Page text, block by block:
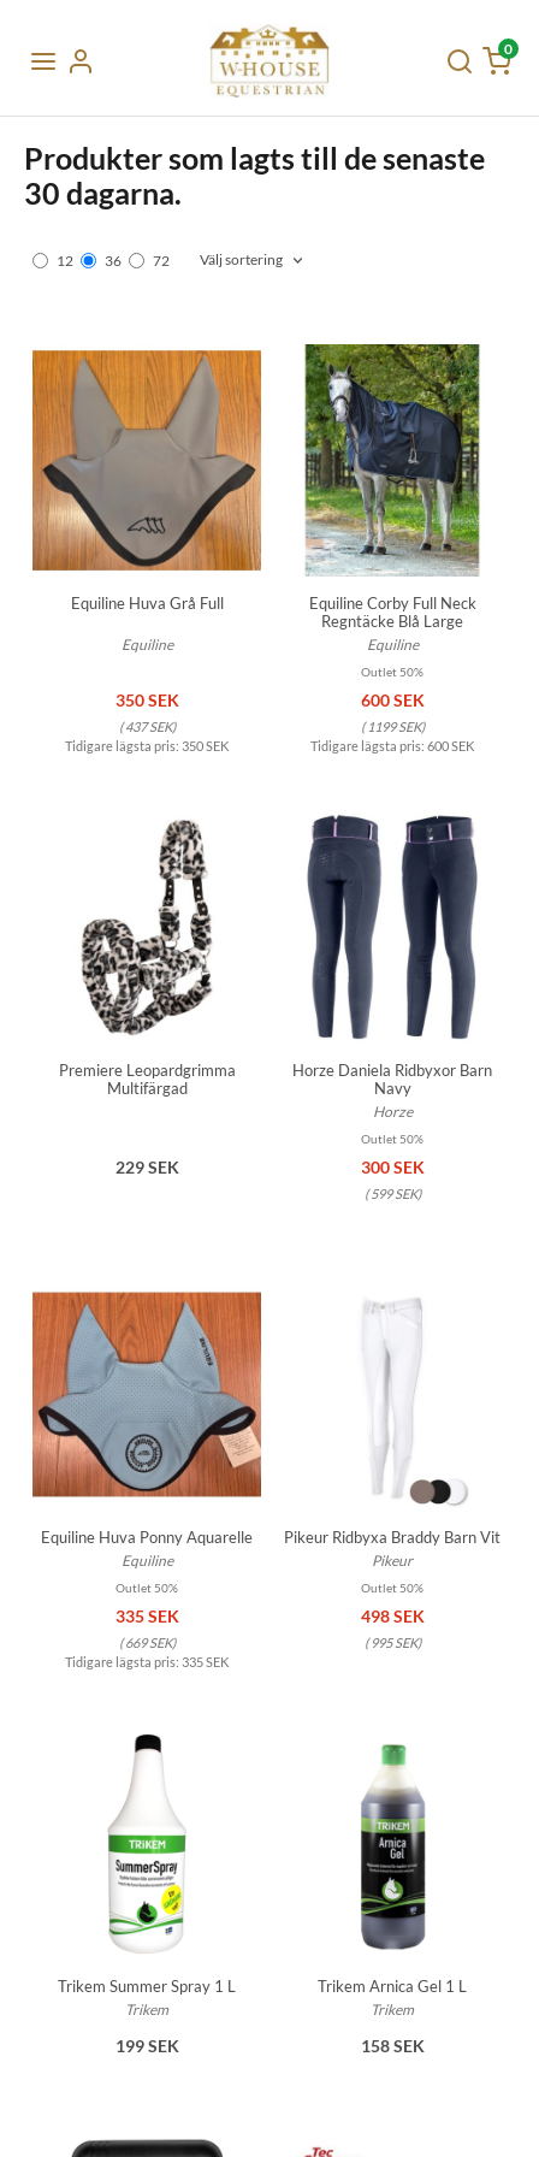
0
Produkter som lagts till de senaste
30 dagarna.
12 36 72 Välj sortering
Equiline Huva Grå Full
Equiline
350 SEK
(437 SEK)
Tidigare lägsta pris: 350 SEK
Equiline Corby Full Neck
Regntäcke Blå Large
Equiline
Outlet 50%
600 SEK
(1199 SEK)
Tidigare lägsta pris: 600 SEK
Premiere Leopardgrimma
Multifärgad
229 SEK
Horze Daniela Ridbyxor Barn
Navy
Horze
Outlet 50%
300 SEK
(599 SEK)
Equiline Huva Ponny Aquarelle
Equiline
Outlet 50%
335 SEK
(669 SEK)
Tidigare lägsta pris: 335 SEK
Pikeur Ridbyxa Braddy Barn Vit
Pikeur
Outlet 50%
498 SEK
(995 SEK)
Trikem Summer Spray 1 L
Trikem
199 SEK
Trikem Arnica Gel 1 L
Trikem
158 SEK